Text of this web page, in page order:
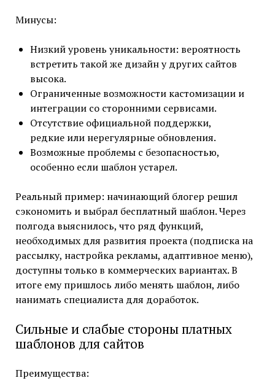
Минусы:
Низкий уровень уникальности: вероятность
встретить такой же дизайн у других сайтов
высока.
Ограниченные возможности кастомизации и
интеграции со сторонними сервисами.
Отсутствие официальной поддержки,
редкие или нерегулярные обновления.
Возможные проблемы с безопасностью,
особенно если шаблон устарел.
Реальный пример: начинающий блогер решил
сэкономить и выбрал бесплатный шаблон. Через
полгода выяснилось, что ряд функций,
необходимых для развития проекта (подписка на
рассылку, настройка рекламы, адаптивное меню),
доступны только в коммерческих вариантах. В
итоге ему пришлось либо менять шаблон, либо
нанимать специалиста для доработок.
Сильные и слабые стороны платных
шаблонов для сайтов
Преимущества: